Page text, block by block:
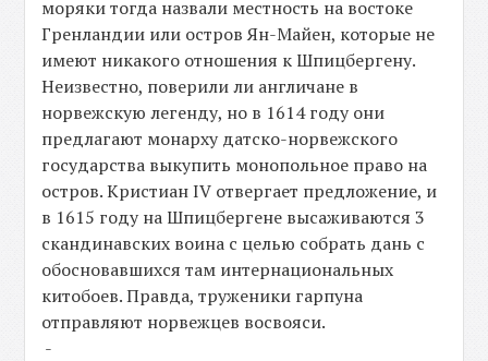
моряки тогда назвали местность на востоке
Гренландии или остров Ян-Майен, которые не
имеют никакого отношения к Шпицбергену.
Неизвестно, поверили ли англичане в
норвежскую легенду, но в 1614 году они
предлагают монарху датско-норвежского
государства выкупить монопольное право на
остров. Кристиан IV отвергает предложение, и
в 1615 году на Шпицбергене высаживаются 3
скандинавских воина с целью собрать дань с
обосновавшихся там интернациональных
китобоев. Правда, труженики гарпуна
отправляют норвежцев восвояси.
-